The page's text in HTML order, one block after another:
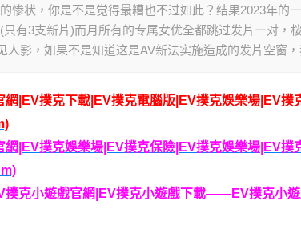
惨状，你是不是觉得最糟也不过如此？结果2023年的
有3支新片)而月所有的专属女优全都跳过发片ー对，
人影，如果不是知道这是AV新法实施造成的发片空窗
網|EV撲克下載|EV撲克電腦版|EV撲克娛樂場|EV
網|EV撲克娛樂場|EV撲克保險|EV撲克娛樂場|EV
撲克小遊戲官網|EV撲克小遊戲下載——EV撲克小